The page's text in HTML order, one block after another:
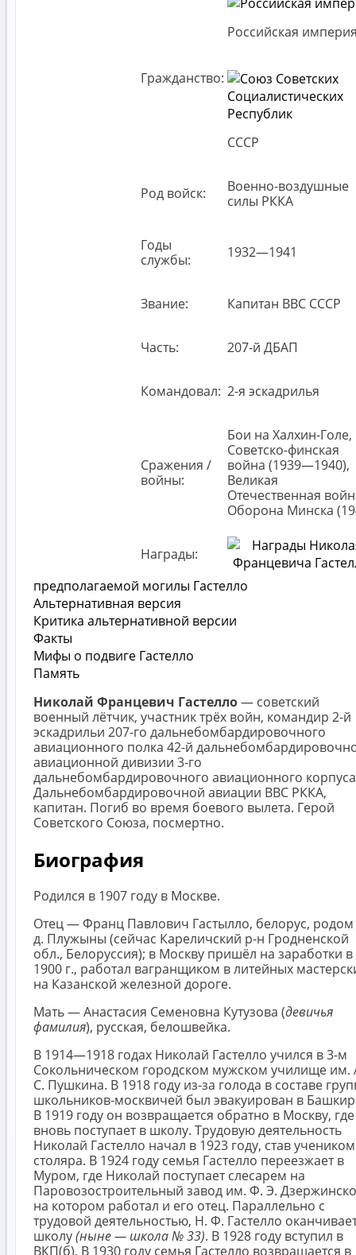
Гражданство:
Российская
СССР
Род войск:
Военно-воздушные
силы РККА
Годы
службы:
1932—1941
Звание: Капитан ВВС СССР
Часть: 207-й ДБАП
Командовал: 2-я эскадрилья
Сражения /
войны:
Бои на Халхин-Голе,
Советско-финская
война (1939—1940),
Великая
Отечественная
Оборона Минска
Награды:
предполагаемой могилы Гастелло
Альтернативная версия
Критика альтернативной версии
Факты
Мифы о подвиге Гастелло
Память
Николай Францевич Гастелло— советский
военный лётчик, участник трёх войн, командир 2-й
эскадрильи 207-го дальнебомбардировочного
авиационного полка 42-й
авиационной дивизии 3-го
дальнебомбардировочного авиационного корпуса
Дальнебомбардировочной авиации ВВС РККА,
капитан. Погиб во время боевого вылета. Герой
Советского Союза, посмертно.
Биография
Родился в 1907 году в Москве.
Отец — Франц Павлович Гастылло, белорус, родом
д. Плужыны (сейчас Кареличский р-н Гродненской
обл., Белоруссия); в Москву пришёл на заработки в
1900 г., работал вагранщиком в литейных
на Казанской железной дороге.
Мать — Анастасия Семеновна Кутузова (девичья
фамилия), русская, белошвейка.
В 1914—1918 годах Николай Гастелло учился в 3-м
Сокольническом городском мужском училище им.
С. Пушкина. В 1918 году из-за голода в составе
школьников-москвичей был эвакуирован в
В 1919 году он возвращается обратно в Москву, где
вновь поступает в школу. Трудовую деятельность
Николай Гастелло начал в 1923 году, став учеником
столяра. В 1924 году семья Гастелло переезжает в
Муром, где Николай поступает слесарем на
Паровозостроительный завод им. Ф. Э.
на котором работал и его отец. Параллельно с
трудовой деятельностью, Н. Ф. Гастелло
школу(ныне — школа № 33). В 1928 году вступил в
ВКП(б). В 1930 году семья Гастелло возвращается в